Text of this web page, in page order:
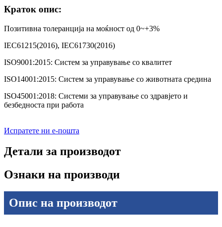
Краток опис:
Позитивна толеранција на моќност од 0~+3%
IEC61215(2016), IEC61730(2016)
ISO9001:2015: Систем за управување со квалитет
ISO14001:2015: Систем за управување со животната средина
ISO45001:2018: Системи за управување со здравјето и
безбедноста при работа
Испратете ни е-пошта
Детали за производот
Ознаки на производи
Опис на производот